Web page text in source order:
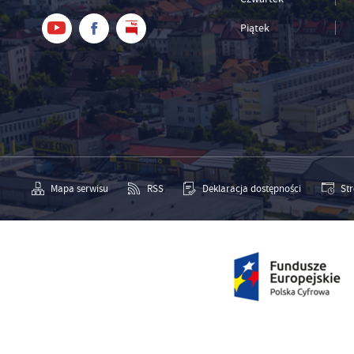
Piątek
Mapa serwisu RSS Deklaracja dostępności